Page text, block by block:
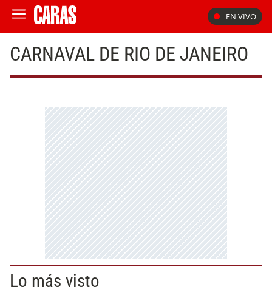
EN VIVO
CARNAVAL DE RIO DE JANEIRO
Lo más visto